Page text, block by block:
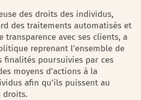
des droits des individus,
des traitements automatisés et
transparence avec ses clients, a
reprenant l’ensemble de
finalités poursuivies par ces
moyens d’actions à la
afin qu’ils puissent au
droits.